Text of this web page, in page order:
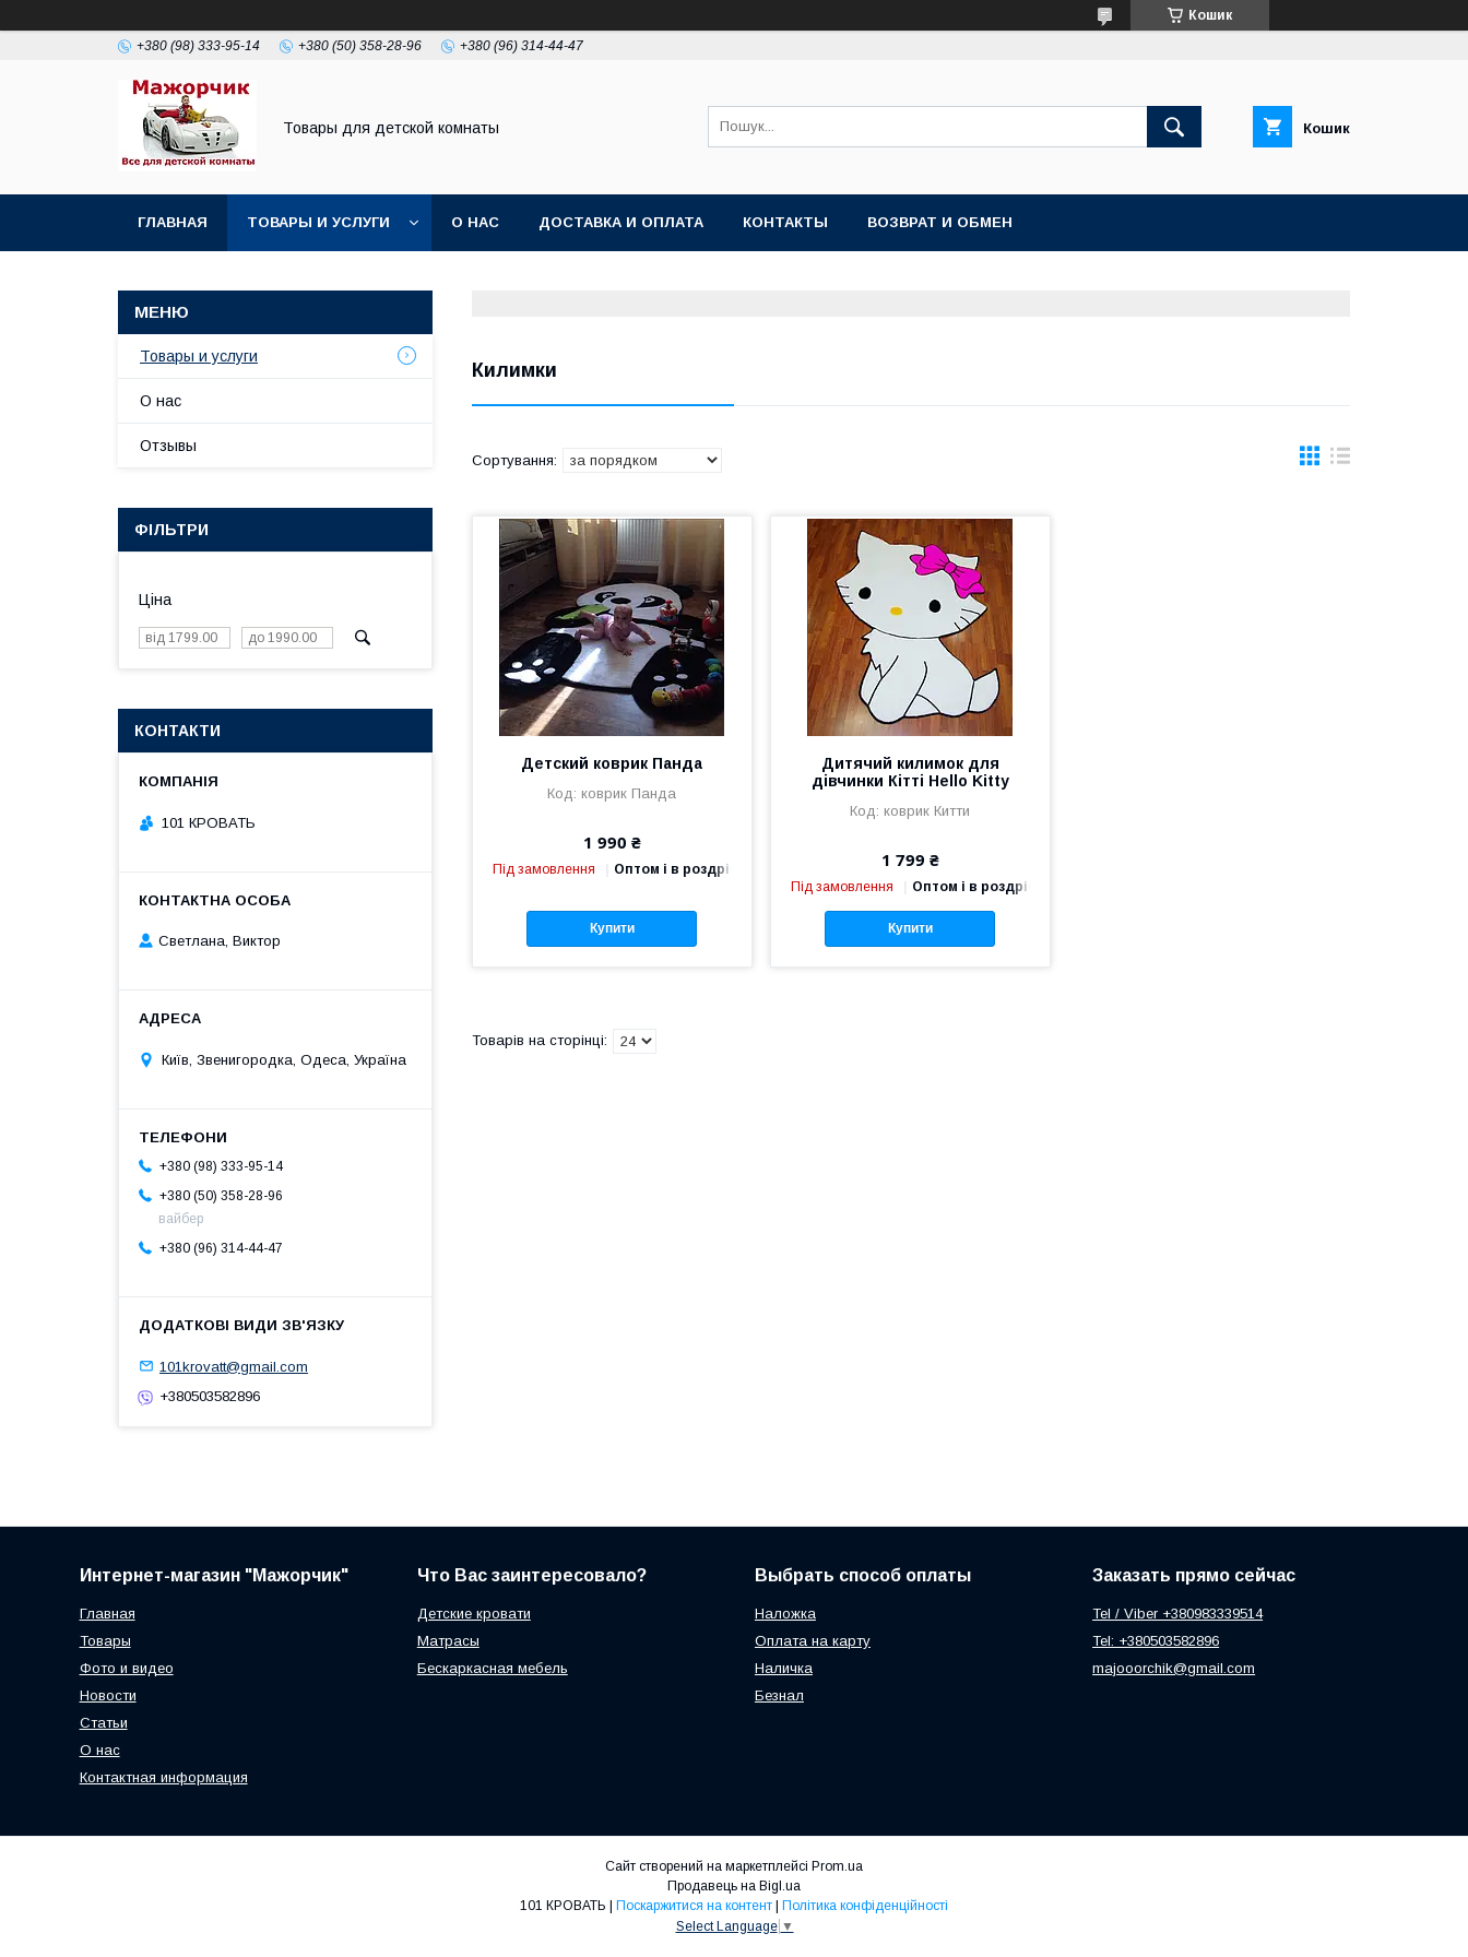
Кошик
+380 (98) 333-95-14 +380 (50) 358-28-96 +380 (96) 314-44-47
Товары для детской комнаты Кошик
ГЛАВНАЯ ТОВАРЫ И УСЛУГИ О НАС ДОСТАВКА И ОПЛАТА КОНТАКТЫ ВОЗВРАТ И ОБМЕН
Килимки
Детский коврик Панда
коврик Панда
1 990 ₴
Під замовлення Оптом і в роздріб
Купити
Дитячий килимок для
дівчинки Кітті Hello Kitty
коврик Китти
1 799 ₴
Під замовлення Оптом і в роздріб
Купити
Товары и услуги
О нас
Отзывы
ФІЛЬТРИ
Ціна
КОНТАКТИ
101 КРОВАТЬ
Светлана, Виктор
Київ, Звенигородка, Одеса, Україна
+380 (98) 333-95-14
+380 (50) 358-28-96
вайбер
+380 (96) 314-44-47
101krovatt@gmail.com
+380503582896
Интернет-магазин "Мажорчик"
Главная
Товары
Фото и видео
Новости
Статьи
О нас
Контактная информация
Что Вас заинтересовало?
Детские кровати
Матрасы
Бескаркасная мебель
Выбрать способ оплаты
Наложка
Оплата на карту
Наличка
Безнал
Заказать прямо сейчас
Tel / Viber +380983339514
Tel: +380503582896
majooorchik@gmail.com
Сайт створений на маркетплейсі Prom.ua
Продавець на Bigl.ua
101 КРОВАТЬ | Поскаржитися на контент | Політика конфіденційності
Select Language ▼